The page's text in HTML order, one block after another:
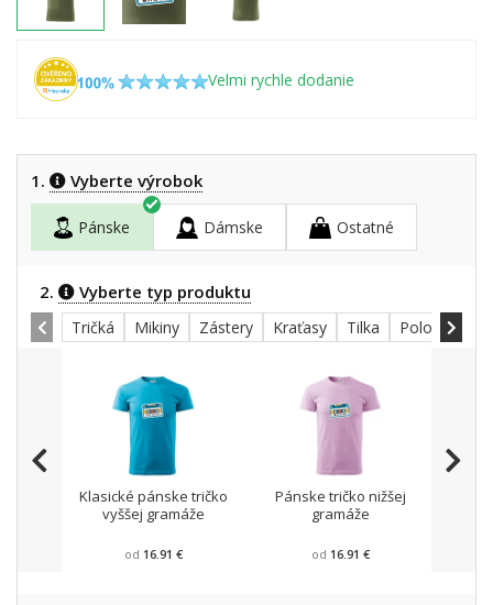
Velmi rychle dodanie
1. Vyberte výrobok
Pánske Dámske Ostatné
2. Vyberte typ produktu
Tričká Mikiny Zástery Kraťasy Tilka Polokošele
Klasické pánske tričko
vyššej gramáže
od 16.91 €
Pánske tričko nižšej
gramáže
od 16.91 €